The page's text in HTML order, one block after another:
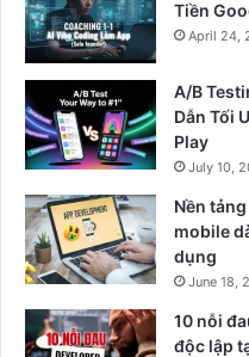
Tiền
April 24,
A/B
Dẫn Tối
Play
July 10,
Nền
mobile
dụng
June 18,
10 nỗi
độc lập